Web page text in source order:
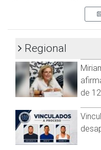
Por ello, autoridades de
hasta que el cuerpo
ambas vacunas, sin
personas pueden tomar
uso de cubrebocas,
mantenerse alejado de
Cabe recordar que las
influenza están
centros médicos y clínicas.
Regional
de